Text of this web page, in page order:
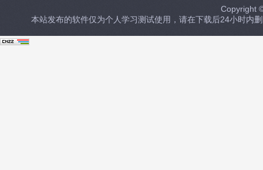
Copyright
本站发布的软件仅为个人学习测试使用，请在下载后24小时内